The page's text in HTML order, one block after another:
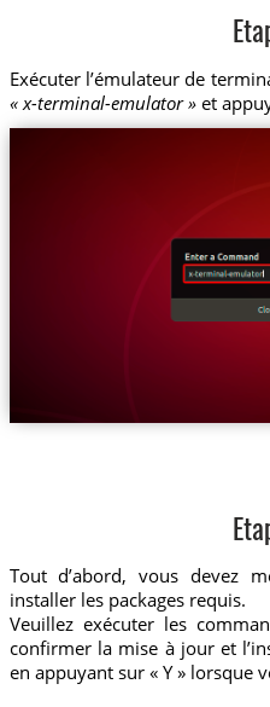
Exécuter l’émulateur de
« x-terminal-emulator »et
Tout d’abord, vous devez
installer les packages requis.
Veuillez exécuter les
confirmer la mise à jour et
en appuyant sur « Y » lorsque